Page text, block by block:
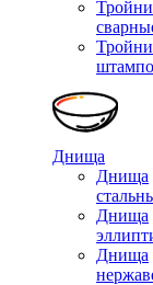
Днища
Днища
Днища
Днища